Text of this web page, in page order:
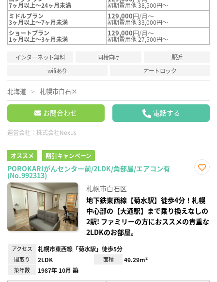
7ヶ月以上～24ヶ月未満
初期費用他 38,500円～
ミドルプラン
3ヶ月以上～7ヶ月未満
129,000円/月～
初期費用他 33,000円～
ショートプラン
1ヶ月以上～3ヶ月未満
129,000円/月～
初期費用他 27,500円～
インターネット無料 同棲向け
駅近
wifiあり
オートロック
北海道 札幌市白石区
お問合わせ 電話する
運営会社： 株式会社Nexus
オススメ 割引キャンペーン
POROKARIがんセンター前/2LDK/角部屋/エアコン有
(No.992313)
録
札幌市白石区
地下鉄東西線【菊水駅】徒歩4分！札幌
中心部の【大通駅】まで乗り換えなしの
2駅! ファミリーの方におススメの貴重な
2LDKのお部屋。
アクセス 札幌市東西線「菊水駅」徒歩5分
間取り 2LDK 面積 49.29m²
築年数 1987年 10月 築